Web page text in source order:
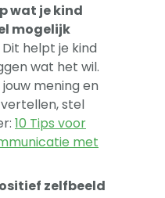
wat je kind
mogelijk
Dit helpt je kind
wat het wil.
mening en
stel
10 Tips voor
met
zelfbeeld